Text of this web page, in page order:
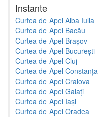
Instante
Curtea de Apel Alba Iulia
Curtea de Apel Bacău
Curtea de Apel Brașov
Curtea de Apel București
Curtea de Apel Cluj
Curtea de Apel Constanța
Curtea de Apel Craiova
Curtea de Apel Galați
Curtea de Apel Iași
Curtea de Apel Oradea